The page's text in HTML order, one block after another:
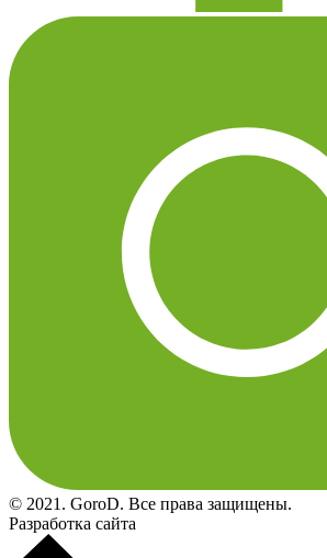
© 2021. GoroD. Все права защищены.
Разработка сайта